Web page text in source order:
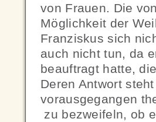
von Frauen. Die
Möglichkeit der
Franziskus sich
auch nicht tun, da
beauftragt hatte,
Deren Antwort
vorausgegangen
zu bezweifeln, ob